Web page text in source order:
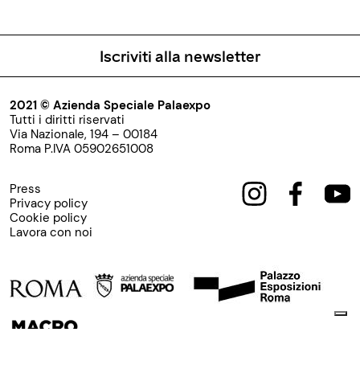
Iscriviti alla newsletter
2021 © Azienda Speciale Palaexpo
Tutti i diritti riservati
Via Nazionale, 194 – 00184
Roma P.IVA 05902651008
Press
Privacy policy
Cookie policy
Lavora con noi